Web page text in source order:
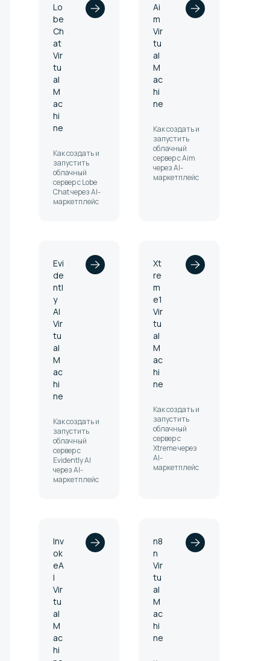
Lo
be
Ch
at
Vir
tu
al
M
ac
hi
ne
Как создать и
запустить
облачный
сервер с Lobe
Chat через AI-
маркетплейс
Ai
m
Vir
tu
al
M
ac
hi
ne
Как создать и
запустить
облачный
сервер с Aim
через AI-
маркетплейс
Evi
de
ntl
y
AI
Vir
tu
al
M
ac
hi
ne
Как создать и
запустить
облачный
сервер с
Evidently AI
через AI-
маркетплейс
Xt
re
m
e1
Vir
tu
al
M
ac
hi
ne
Как создать и
запустить
облачный
сервер с
Xtreme через
AI-
маркетплейс
Inv
ok
eA
I
Vir
tu
al
M
ac
hi
n8
n
Vir
tu
al
M
ac
hi
ne